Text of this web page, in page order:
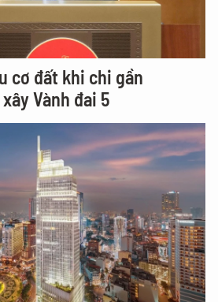
cơ đất khi chi gần
Vành đai 5